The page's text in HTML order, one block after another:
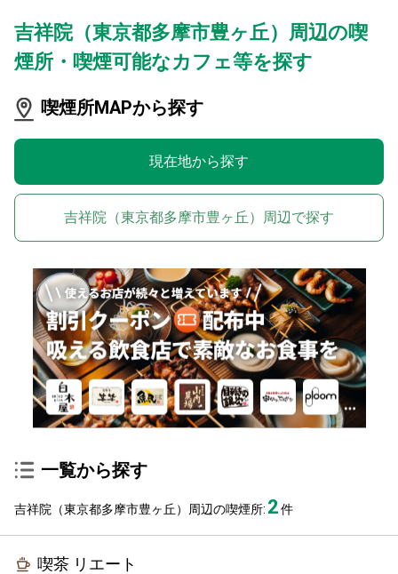
吉祥院（東京都多摩市豊ヶ丘）周辺の喫
煙所・喫煙可能なカフェ等を探す
喫煙所MAPから探す
現在地から探す
吉祥院（東京都多摩市豊ヶ丘）周辺で探す
一覧から探す
吉祥院（東京都多摩市豊ヶ丘）周辺の喫煙所: 2件
喫茶 リエート